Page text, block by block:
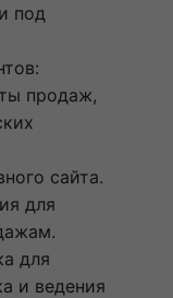
под
продаж,
сайта.
для
для
и ведения